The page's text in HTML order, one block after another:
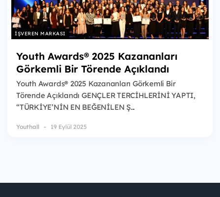
İŞVEREN MARKASI
Youth Awards® 2025 Kazananları
Görkemli Bir Törende Açıklandı
Youth Awards® 2025 Kazananları Görkemli Bir
Törende Açıklandı GENÇLER TERCİHLERİNİ YAPTI,
“TÜRKİYE’NİN EN BEĞENİLEN Ş...
Youthall 19 Eylül 2025